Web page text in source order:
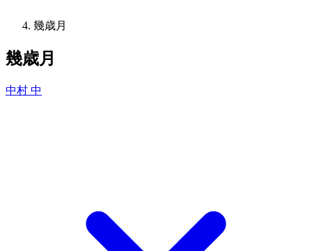
幾歳月
幾歳月
中村 中